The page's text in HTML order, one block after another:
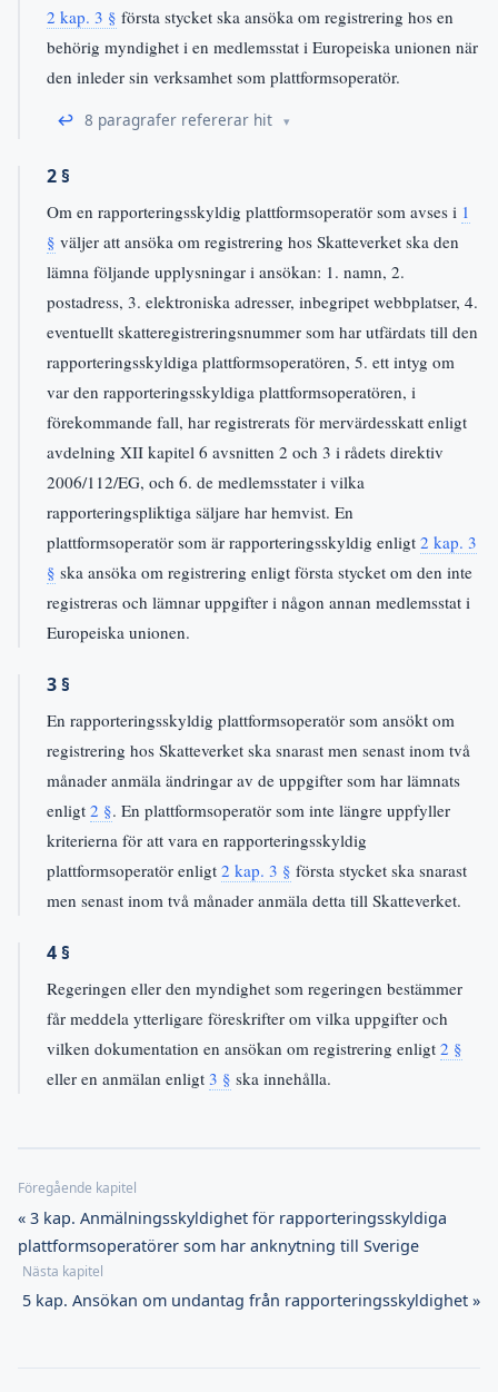
2 kap. 3 § första stycket ska ansöka om registrering hos en
behörig myndighet i en medlemsstat i Europeiska unionen när
den inleder sin verksamhet som plattformsoperatör.
↩ 8 paragrafer refererar hit
2 §
Om en rapporteringsskyldig plattformsoperatör som avses i 1
§ väljer att ansöka om registrering hos Skatteverket ska den
lämna följande upplysningar i ansökan: 1. namn, 2.
postadress, 3. elektroniska adresser, inbegripet webbplatser, 4.
eventuellt skatteregistreringsnummer som har utfärdats till den
rapporteringsskyldiga plattformsoperatören, 5. ett intyg om
var den rapporteringsskyldiga plattformsoperatören, i
förekommande fall, har registrerats för mervärdesskatt enligt
avdelning XII kapitel 6 avsnitten 2 och 3 i rådets direktiv
2006/112/EG, och 6. de medlemsstater i vilka
rapporteringspliktiga säljare har hemvist. En
plattformsoperatör som är rapporteringsskyldig enligt 2 kap. 3
§ ska ansöka om registrering enligt första stycket om den inte
registreras och lämnar uppgifter i någon annan medlemsstat i
Europeiska unionen.
3 §
En rapporteringsskyldig plattformsoperatör som ansökt om
registrering hos Skatteverket ska snarast men senast inom två
månader anmäla ändringar av de uppgifter som har lämnats
enligt 2 §. En plattformsoperatör som inte längre uppfyller
kriterierna för att vara en rapporteringsskyldig
plattformsoperatör enligt 2 kap. 3 § första stycket ska snarast
men senast inom två månader anmäla detta till Skatteverket.
4 §
Regeringen eller den myndighet som regeringen bestämmer
får meddela ytterligare föreskrifter om vilka uppgifter och
vilken dokumentation en ansökan om registrering enligt 2 §
eller en anmälan enligt 3 § ska innehålla.
« 3 kap. Anmälningsskyldighet för rapporteringsskyldiga
plattformsoperatörer som har anknytning till Sverige
5 kap. Ansökan om undantag från rapporteringsskyldighet »